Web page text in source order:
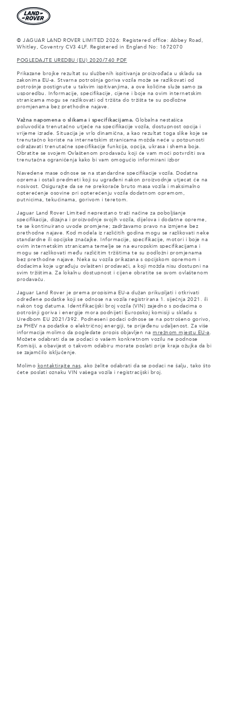
© JAGUAR LAND ROVER LIMITED 2026: Registered office: Abbey Road,
Whitley, Coventry CV3 4LF. Registered in England No: 1672070
POGLEDAJTE UREDBU (EU) 2020/740 PDF
Prikazane brojke rezultat su službenih ispitivanja proizvođača u skladu sa
zakonima EU-a. Stvarna potrošnja goriva vozila može se razlikovati od
potrošnje postignute u takvim ispitivanjima, a ove količine služe samo za
usporedbu. Informacije, specifikacije, cijene i boje na ovim internetskim
stranicama mogu se razlikovati od tržišta do tržišta te su podložne
promjenama bez prethodne najave.
Važna napomena o slikama i specifikacijama. Globalna nestašica
poluvodiča trenutačno utječe na specifikacije vozila, dostupnost opcija i
vrijeme izrade. Situacija je vrlo dinamična, a kao rezultat toga slike koje se
trenutačno koriste na internetskim stranicama možda neće u potpunosti
odražavati trenutačne specifikacije funkcija, opcija, ukrasa i shema boja.
Obratite se svojem Ovlaštenom prodavaču koji će vam moći potvrditi sva
trenutačna ograničenja kako bi vam omogućio informirani izbor
Navedene mase odnose se na standardne specifikacije vozila. Dodatna
oprema i ostali predmeti koji su ugrađeni nakon proizvodnje utjecat će na
nosivost. Osigurajte da se ne prekorače bruto masa vozila i maksimalno
opterećenje osovine pri opterećenju vozila dodatnom opremom,
putnicima, tekućinama, gorivom i teretom.
Jaguar Land Rover Limited neprestano traži načine za poboljšanje
specifikacija, dizajna i proizvodnje svojih vozila, dijelova i dodatne opreme,
te se kontinuirano uvode promjene; zadržavamo pravo na izmjene bez
prethodne najave. Kod modela iz različitih godina mogu se razlikovati neke
standardne ili opcijske značajke. Informacije, specifikacije, motori i boje na
ovim internetskim stranicama temelje se na europskim specifikacijama i
mogu se razlikovati među različitim tržištima te su podložni promjenama
bez prethodne najave. Neka su vozila prikazana s opcijskom opremom i
dodacima koje ugrađuju ovlašteni prodavači, a koji možda nisu dostupni na
svim tržištima. Za lokalnu dostupnost i cijene obratite se svom ovlaštenom
prodavaču.
Jaguar Land Rover je prema propisima EU-a dužan prikupljati i otkrivati
određene podatke koji se odnose na vozila registrirana 1. siječnja 2021. ili
nakon tog datuma. Identifikacijski broj vozila (VIN) zajedno s podacima o
potrošnji goriva i energije mora podnijeti Europskoj komisiji u skladu s
Uredbom EU 2021/392. Podneseni podaci odnose se na potrošeno gorivo,
za PHEV na podatke o električnoj energiji, te prijeđenu udaljenost. Za više
informacija molimo da pogledate propis objavljen na mrežnom mjestu EU-a
Možete odabrati da se podaci o vašem konkretnom vozilu ne podnose
Komisiji, a obavijest o takvom odabiru morate poslati prije kraja ožujka da bi
se zajamčilo isključenje.
Molimo kontaktirajte nas , ako želite odabrati da se podaci ne šalju, tako što
ćete poslati oznaku VIN vašega vozila i registracijski broj.